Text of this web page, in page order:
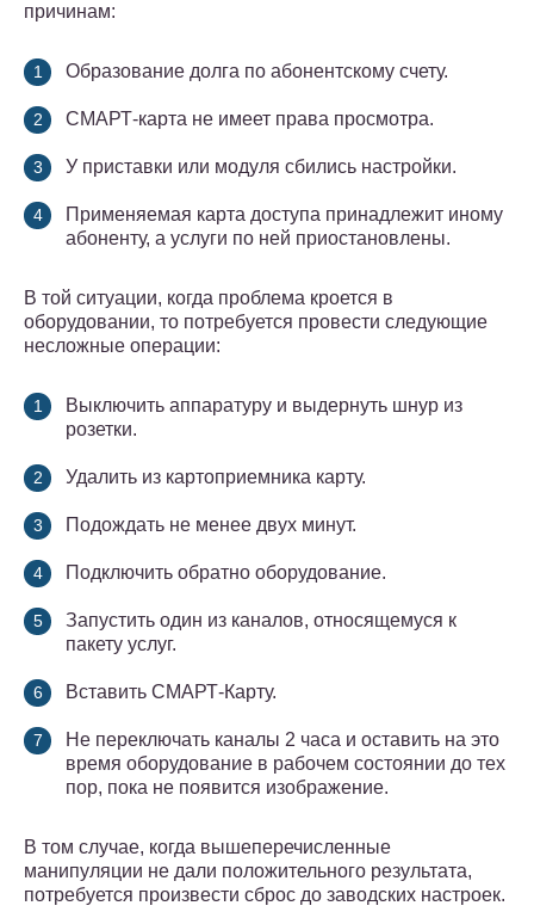
причинам:
Образование долга по абонентскому счету.
СМАРТ-карта не имеет права просмотра.
У приставки или модуля сбились настройки.
Применяемая карта доступа принадлежит иному
абоненту, а услуги по ней приостановлены.
В той ситуации, когда проблема кроется в
оборудовании, то потребуется провести следующие
несложные операции:
Выключить аппаратуру и выдернуть шнур из
розетки.
Удалить из картоприемника карту.
Подождать не менее двух минут.
Подключить обратно оборудование.
Запустить один из каналов, относящемуся к
пакету услуг.
Вставить СМАРТ-Карту.
Не переключать каналы 2 часа и оставить на это
время оборудование в рабочем состоянии до тех
пор, пока не появится изображение.
В том случае, когда вышеперечисленные
манипуляции не дали положительного результата,
потребуется произвести сброс до заводских настроек.